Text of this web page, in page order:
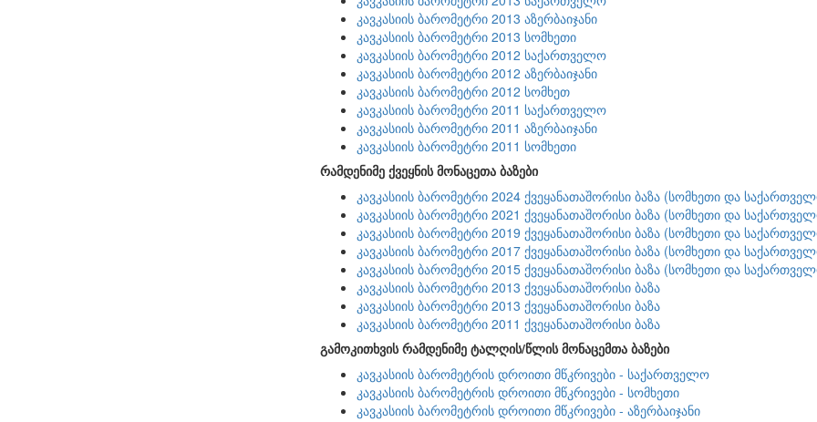
კავკასიის ბარომეტრი 2013 აზერბაიჯანი
კავკასიის ბარომეტრი 2013 სომხეთი
კავკასიის ბარომეტრი 2012 საქართველო
კავკასიის ბარომეტრი 2012 აზერბაიჯანი
კავკასიის ბარომეტრი 2012 სომხეთ
კავკასიის ბარომეტრი 2011 საქართველო
კავკასიის ბარომეტრი 2011 აზერბაიჯანი
კავკასიის ბარომეტრი 2011 სომხეთი
რამდენიმე ქვეყნის მონაცეთა ბაზები
კავკასიის ბარომეტრი 2024 ქვეყანათაშორისი ბაზა (სომხეთი და
კავკასიის ბარომეტრი 2021 ქვეყანათაშორისი ბაზა (სომხეთი და
კავკასიის ბარომეტრი 2019 ქვეყანათაშორისი ბაზა (სომხეთი და
კავკასიის ბარომეტრი 2017 ქვეყანათაშორისი ბაზა (სომხეთი და
კავკასიის ბარომეტრი 2015 ქვეყანათაშორისი ბაზა (სომხეთი და
კავკასიის ბარომეტრი 2013 ქვეყანათაშორისი ბაზა
კავკასიის ბარომეტრი 2013 ქვეყანათაშორისი ბაზა
კავკასიის ბარომეტრი 2011 ქვეყანათაშორისი ბაზა
გამოკითხვის რამდენიმე ტალღის/წლის მონაცემთა ბაზები
კავკასიის ბარომეტრის დროითი მწკრივები - საქართველო
კავკასიის ბარომეტრის დროითი მწკრივები - სომხეთი
კავკასიის ბარომეტრის დროითი მწკრივები - აზერბაიჯანი